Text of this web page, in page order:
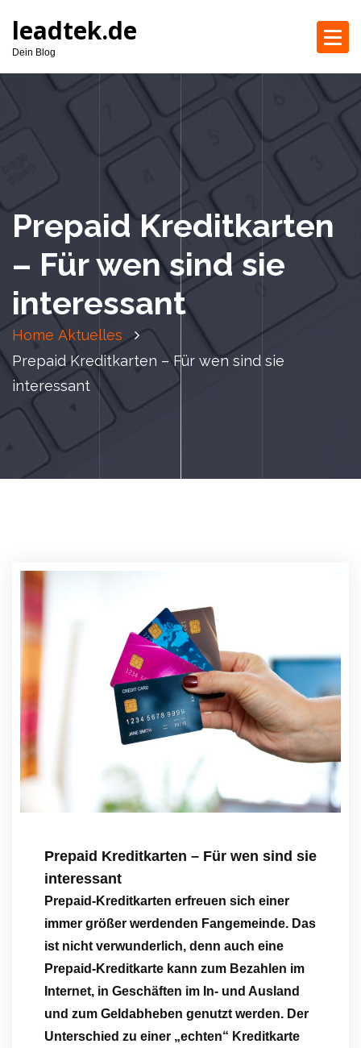
e
leadtek.de
Dein Blog
Prepaid Kreditkarten
– Für wen sind sie
interessant
Home Aktuelles
Prepaid Kreditkarten – Für wen sind sie
interessant
Prepaid Kreditkarten – Für wen sind sie
interessant
Prepaid-Kreditkarten erfreuen sich einer
immer größer werdenden Fangemeinde. Das
ist nicht verwunderlich, denn auch eine
Prepaid-Kreditkarte kann zum Bezahlen im
Internet, in Geschäften im In- und Ausland
und zum Geldabheben genutzt werden. Der
Unterschied zu einer „echten“ Kreditkarte